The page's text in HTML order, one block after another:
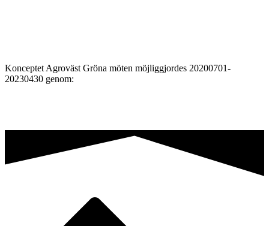
Konceptet Agroväst Gröna möten möjliggjordes 20200701-
20230430 genom: